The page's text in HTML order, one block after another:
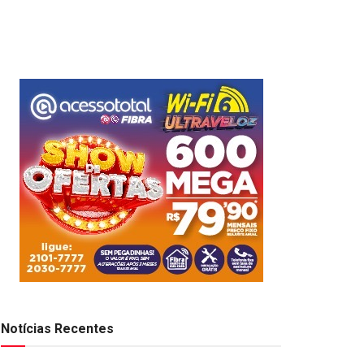
Notícias Recentes